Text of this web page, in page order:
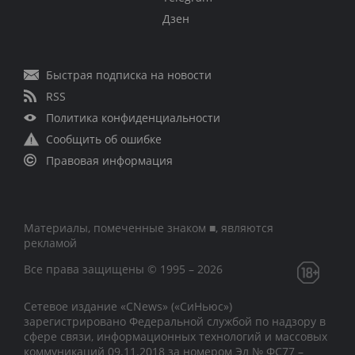
Дзен
Быстрая подписка на новости
RSS
Политика конфиденциальности
Сообщить об ошибке
Правовая информация
Материалы, помеченные знаком ■, являются
рекламой
Все права защищены © 1995 – 2026
Сетевое издание «CNews» («СиНьюс»)
зарегистрировано Федеральной службой по надзору в
сфере связи, информационных технологий и массовых
коммуникаций 09.11.2018 за номером Эл № ФС77 –